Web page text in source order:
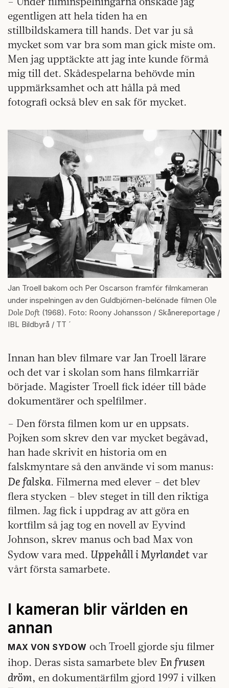
egentligen att hela tiden ha en
stillbildskamera till hands. Det var ju så
mycket som var bra som man gick miste om.
Men jag upptäckte att jag inte kunde förmå
mig till det. Skådespelarna behövde min
uppmärksamhet och att hålla på med
fotografi också blev en sak för mycket.
Jan Troell bakom och Per Oscarson framför filmkameran
under inspelningen avden Guldbjörnen-belönade filmen Ole
Dole Doft (1968). Foto: Roony Johansson / Skånereportage /
IBL Bildbyrå / TT ´
Innan han blev filmare var Jan Troell lärare
och det var i skolan som hans filmkarriär
började. Magister Troell fick idéer till både
dokumentärer och spelfilmer.
– Den första filmen kom ur en uppsats.
Pojken som skrev den var mycket begåvad,
han hade skrivit en historia om en
falskmyntare så den använde vi som manus:
De falska. Filmerna med elever – det blev
flera stycken – blev steget in till den riktiga
filmen. Jag fick i uppdrag av att göra en
kortfilm så jag tog en novell av Eyvind
Johnson, skrev manus och bad Max von
Sydow vara med. Uppehåll i Myrlandet var
vårt första samarbete.
I kameran blir världen en
annan
MAX VON SYDOW och Troell gjorde sju filmer
ihop. Deras sista samarbete blev En frusen
dröm, en dokumentärfilm gjord 1997 i vilken